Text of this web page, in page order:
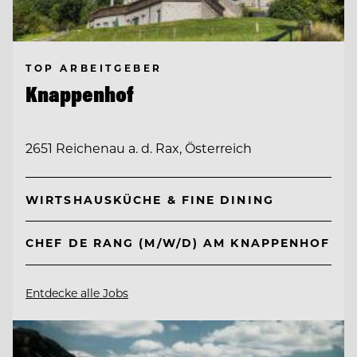
TOP ARBEITGEBER
Knappenhof
2651 Reichenau a. d. Rax, Österreich
WIRTSHAUSKÜCHE & FINE DINING
CHEF DE RANG (M/W/D) AM KNAPPENHOF
Entdecke alle Jobs